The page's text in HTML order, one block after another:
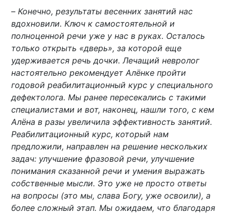
–Конечно, результаты весенних занятий нас
вдохновили. Ключ к самостоятельной и
полноценной речи уже у нас в руках. Осталось
только открыть «дверь», за которой еще
удерживается речь дочки. Лечащий невролог
настоятельно рекомендует Алёнке пройти
годовой реабилитационный курс у специального
дефектолога. Мы ранее пересекались с такими
специалистами и вот, наконец, нашли того, с кем
Алёна в разы увеличила эффективность занятий.
Реабилитационный курс, который нам
предложили, направлен на решение нескольких
задач: улучшение фразовой речи, улучшение
понимания сказанной речи и умения выражать
собственные мысли. Это уже не просто ответы
на вопросы (это мы, слава Богу, уже освоили), а
более сложный этап. Мы ожидаем, что благодаря